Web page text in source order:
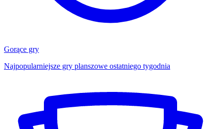
Gorące gry
Najpopularniejsze gry planszowe ostatniego tygodnia